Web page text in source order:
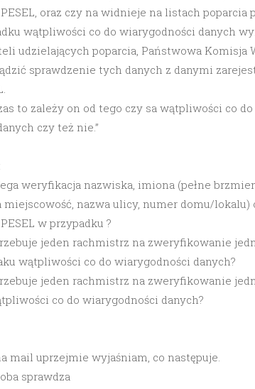
oraz czy na widnieje na listach poparcia
wątpliwości co do wiarygodności danych
udzielających poparcia, Państwowa Komisja
sprawdzenie tych danych z danymi
to zależy on od tego czy sa wątpliwości co do
czy też nie.”
weryfikacja nazwiska, imiona (pełne
miejscowość, nazwa ulicy, numer domu/lokalu)
w przypadku ?
jeden rachmistrz na zweryfikowanie
wątpliwości co do wiarygodności danych?
jeden rachmistrz na zweryfikowanie
co do wiarygodności danych?
mail uprzejmie wyjaśniam, co następuje.
sprawdza